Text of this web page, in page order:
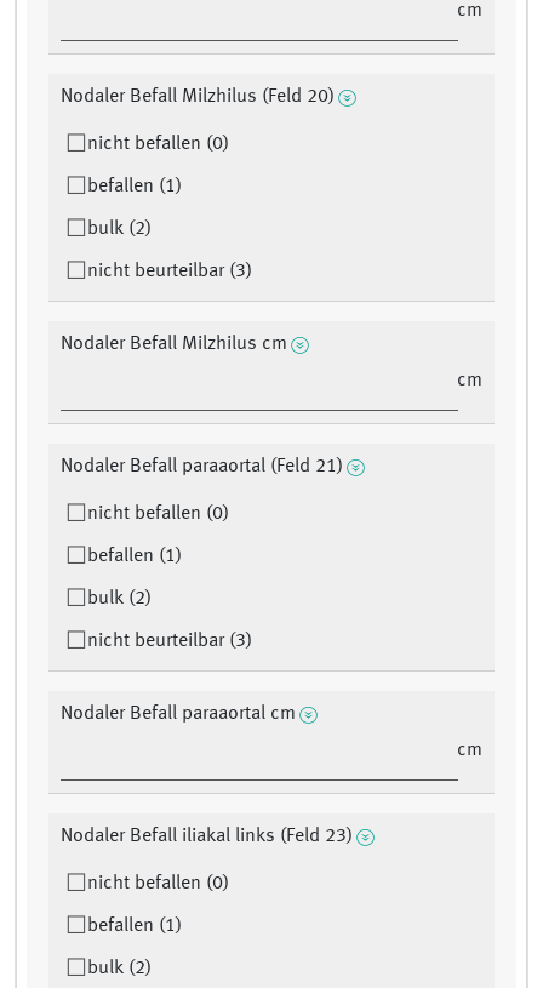
cm
Nodaler Befall Milzhilus (Feld 20)
nicht befallen (0)
befallen (1)
bulk (2)
nicht beurteilbar (3)
Nodaler Befall Milzhilus cm
cm
Nodaler Befall paraaortal (Feld 21)
nicht befallen (0)
befallen (1)
bulk (2)
nicht beurteilbar (3)
Nodaler Befall paraaortal cm
cm
Nodaler Befall iliakal links (Feld 23)
nicht befallen (0)
befallen (1)
bulk (2)